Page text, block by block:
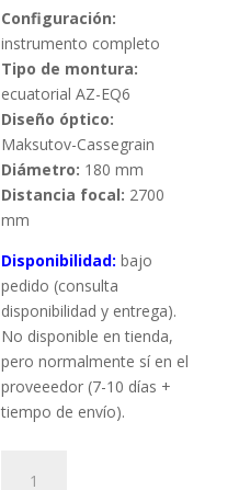
Configuración:
instrumento completo
Tipo de montura:
ecuatorial AZ-EQ6
Diseño óptico:
Maksutov-Cassegrain
Diámetro: 180 mm
Distancia focal: 2700
mm
Disponibilidad: bajo
pedido (consulta
disponibilidad y entrega).
No disponible en tienda,
pero normalmente sí en el
proveeedor (7-10 días +
tiempo de envío).